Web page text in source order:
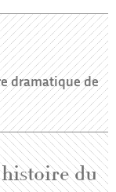
dramatique de
du